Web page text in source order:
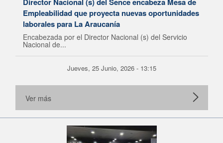
Empleabilidad que proyecta nuevas oportunidades
laborales para La Araucanía
Encabezada por el Director Nacional (s) del Servicio
Nacional de...
Jueves, 25 Junio, 2026 - 13:15
Ver más